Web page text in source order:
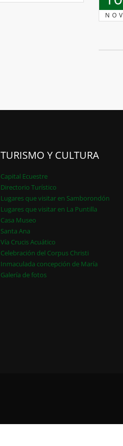
NOV
TURISMO Y CULTURA
Capital Ecuestre
Directorio Turístico
Lugares que visitar en Samborondón
Lugares que visitar en La Puntilla
Casa Museo
Santa Ana
Vía Crucis Acuático
Celebración del Corpus Christi
Inmaculada concepción de María
Galería de fotos